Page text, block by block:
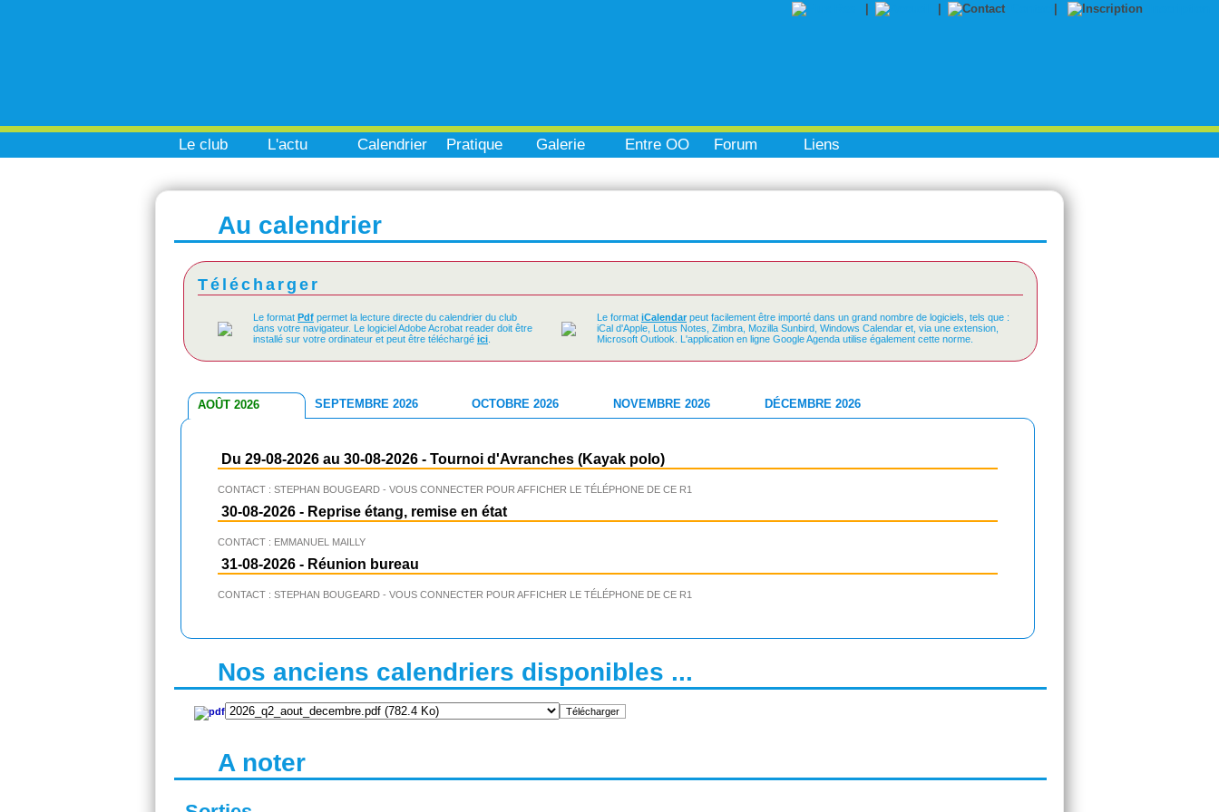
Le club L'actu Calendrier Pratique Galerie Entre OO Forum Liens
Au calendrier
Télécharger
Le format Pdf permet la lecture directe du calendrier du club
dans votre navigateur. Le logiciel Adobe Acrobat reader doit être
installé sur votre ordinateur et peut être téléchargé ici
Le format iCalendar peut facilement être importé dans un grand nombre de logiciels, tels que :
iCal d'Apple, Lotus Notes, Zimbra, Mozilla Sunbird, Windows Calendar et, via une extension,
Microsoft Outlook. L'application en ligne Google Agenda utilise également cette norme.
AOÛT 2026 SEPTEMBRE 2026 OCTOBRE 2026 NOVEMBRE 2026 DÉCEMBRE 2026
Du 29-08-2026 au 30-08-2026 - Tournoi d'Avranches (Kayak polo)
CONTACT : STEPHAN BOUGEARD - VOUS CONNECTER POUR AFFICHER LE TÉLÉPHONE DE CE R1
30-08-2026 - Reprise étang, remise en état
CONTACT : EMMANUEL MAILLY
31-08-2026 - Réunion bureau
CONTACT : STEPHAN BOUGEARD - VOUS CONNECTER POUR AFFICHER LE TÉLÉPHONE DE CE R1
Nos anciens calendriers disponibles ...
A noter